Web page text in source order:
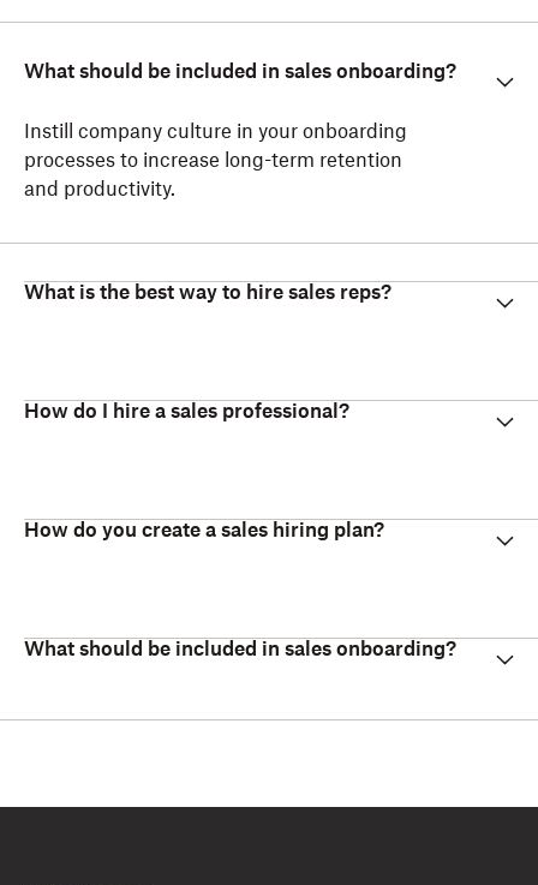
What should be included in sales onboarding?
Instill company culture in your onboarding
processes to increase long-term retention
and productivity.
What is the best way to hire sales reps?
How do I hire a sales professional?
How do you create a sales hiring plan?
What should be included in sales onboarding?